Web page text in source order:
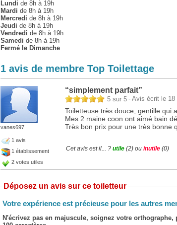
Lundi de 8h à 19h
Mardi de 8h à 19h
Mercredi de 8h à 19h
Jeudi de 8h à 19h
Vendredi de 8h à 19h
Samedi de 8h à 19h
Fermé le Dimanche
1 avis de membre Top Toilettage
vanes697
1 avis
1 établissement
2 votes utiles
“simplement parfait”
5sur 5 - Avis écrit le 18
Toiletteuse très douce, gentille qui
Mes 2 maine coon ont aimé bain
Très bon prix pour une très bonne
Cet avis est il... ? utile(2) ou inutile(0)
Déposez un avis sur ce toiletteur
Votre expérience est précieuse pour les autres
N'écrivez pas en majuscule, soignez votre